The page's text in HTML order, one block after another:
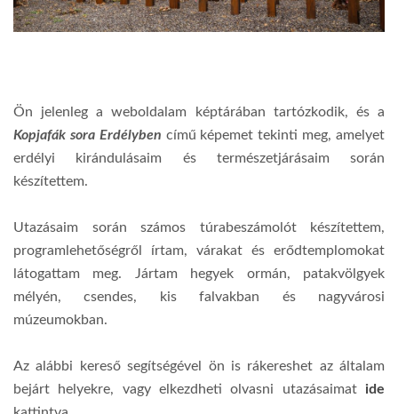
Ön jelenleg a weboldalam képtárában tartózkodik, és a
Kopjafák sora Erdélyben című képemet tekinti meg, amelyet
erdélyi kirándulásaim és természetjárásaim során
készítettem.
Utazásaim során számos túrabeszámolót készítettem,
programlehetőségről írtam, várakat és erődtemplomokat
látogattam meg. Jártam hegyek ormán, patakvölgyek
mélyén, csendes, kis falvakban és nagyvárosi
múzeumokban.
Az alábbi kereső segítségével ön is rákereshet az általam
bejárt helyekre, vagy elkezdheti olvasni utazásaimat ide